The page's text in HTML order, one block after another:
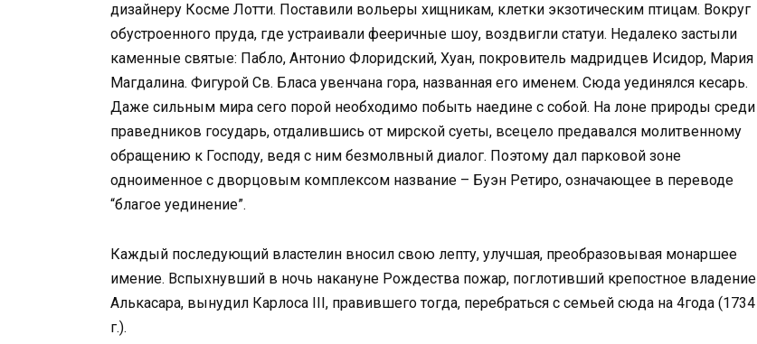
дизайнеру Косме Лотти. Поставили вольеры хищникам, клетки экзотическим птицам. Вокруг
обустроенного пруда, где устраивали фееричные шоу, воздвигли статуи. Недалеко застыли
каменные святые: Пабло, Антонио Флоридский, Хуан, покровитель мадридцев Исидор, Мария
Магдалина. Фигурой Св. Бласа увенчана гора, названная его именем. Сюда уединялся кесарь.
Даже сильным мира сего порой необходимо побыть наедине с собой. На лоне природы среди
праведников государь, отдалившись от мирской суеты, всецело предавался молитвенному
обращению к Господу, ведя с ним безмолвный диалог. Поэтому дал парковой зоне
одноименное с дворцовым комплексом название – Буэн Ретиро, означающее в переводе
“благое уединение”.
Каждый последующий властелин вносил свою лепту, улучшая, преобразовывая монаршее
имение. Вспыхнувший в ночь накануне Рождества пожар, поглотивший крепостное владение
Алькасара, вынудил Карлоса III, правившего тогда, перебраться с семьей сюда на 4года (1734
г.).